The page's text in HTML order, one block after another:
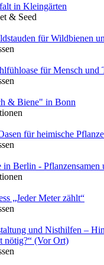
in Kleingärten
& Seed
für Wildbienen
für Mensch und
& Biene" in Bonn
für heimische
in Berlin - Pflanzensamen
„Jeder Meter zählt“
und Nisthilfen –
nötig?“ (Vor Ort)